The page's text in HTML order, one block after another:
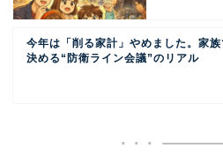
今年は「削る家計」やめました。家
決める“防衛ライン会議”のリアル